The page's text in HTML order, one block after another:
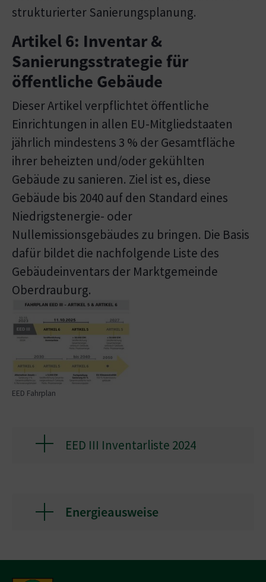
Show larger version for:
EED Fahrplan
strukturierter Sanierungsplanung.
Artikel 6: Inventar &
Sanierungsstrategie für
öffentliche Gebäude
Dieser Artikel verpflichtet öffentliche
Einrichtungen in allen EU-Mitgliedstaaten
jährlich mindestens 3 % der Gesamtfläche
ihrer beheizten und/oder gekühlten
Gebäude zu sanieren. Ziel ist es, diese
Gebäude bis 2040 auf den Standard eines
Niedrigstenergie- oder
Nullemissionsgebäudes zu bringen. Die Basis
dafür bildet die nachfolgende Liste des
Gebäudeinventars der Marktgemeinde
Oberdrauburg.
EED III Inventarliste 2024
Energieausweise